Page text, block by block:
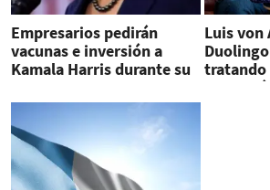
Empresarios pedirán
vacunas e inversión a
Kamala Harris durante su
Luis von
tratando
educación